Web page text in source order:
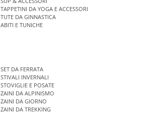
TAPPETINI DA YOGA E ACCESSORI
TUTE DA GINNASTICA
ABITI E TUNICHE
SET DA FERRATA
STIVALI INVERNALI
STOVIGLIE E POSATE
ZAINI DA ALPINISMO
ZAINI DA GIORNO
ZAINI DA TREKKING